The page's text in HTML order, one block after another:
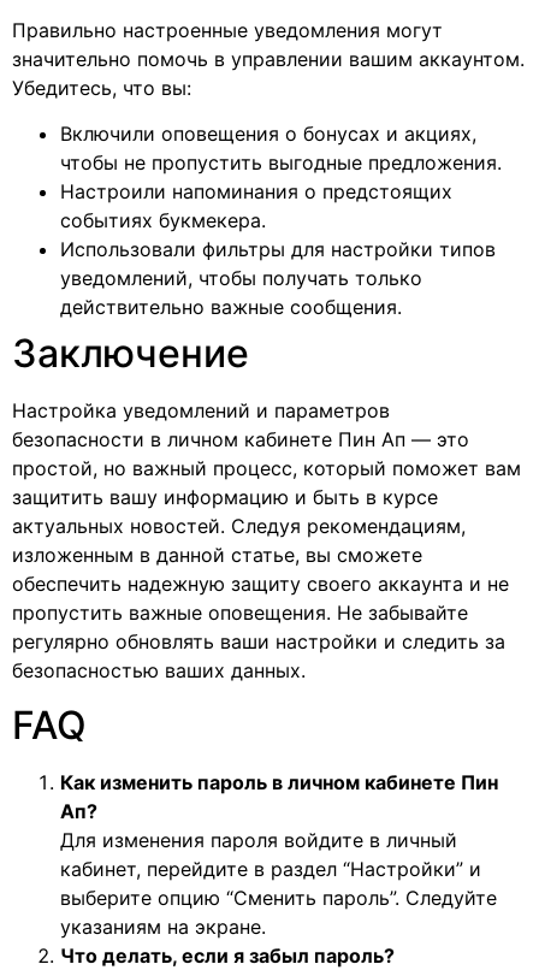
Правильно настроенные уведомления могут
значительно помочь в управлении вашим аккаунтом.
Убедитесь, что вы:
Включили оповещения о бонусах и акциях,
чтобы не пропустить выгодные предложения.
Настроили напоминания о предстоящих
событиях букмекера.
Использовали фильтры для настройки типов
уведомлений, чтобы получать только
действительно важные сообщения.
Заключение
Настройка уведомлений и параметров
безопасности в личном кабинете Пин Ап — это
простой, но важный процесс, который поможет вам
защитить вашу информацию и быть в курсе
актуальных новостей. Следуя рекомендациям,
изложенным в данной статье, вы сможете
обеспечить надежную защиту своего аккаунта и не
пропустить важные оповещения. Не забывайте
регулярно обновлять ваши настройки и следить за
безопасностью ваших данных.
FAQ
Как изменить пароль в личном кабинете Пин
Ап?
Для изменения пароля войдите в личный
кабинет, перейдите в раздел “Настройки” и
выберите опцию “Сменить пароль”. Следуйте
указаниям на экране.
Что делать, если я забыл пароль?